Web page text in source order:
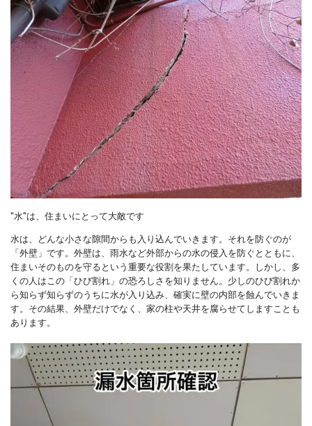
"水"は、住まいにとって大敵です
水は、どんな小さな隙間からも入り込んでいきます。それを防ぐのが
「外壁」です。外壁は、雨水など外部からの水の侵入を防ぐとともに、
住まいそのものを守るという重要な役割を果たしています。しかし、多
くの人はこの「ひび割れ」の恐ろしさを知りません。少しのひび割れか
ら知らず知らずのうちに水が入り込み、確実に壁の内部を蝕んでいきま
す。その結果、外壁だけでなく、家の柱や天井を腐らせてしますことも
あります。